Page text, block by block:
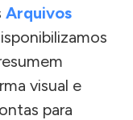
Arquivos
visual e
para